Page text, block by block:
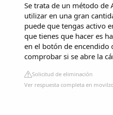
Se trata de un método de
utilizar en una gran
puede que tengas activo
que tienes que hacer es
en el botón de
comprobar si se abre la
Solicitud de eliminación
Ver respuesta completa en